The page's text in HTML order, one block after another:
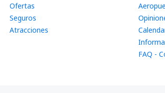
Ofertas
Seguros
Atracciones
FAQ -